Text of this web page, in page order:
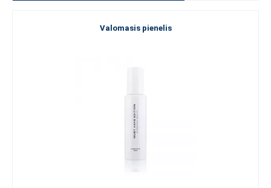
Valomasis pienelis